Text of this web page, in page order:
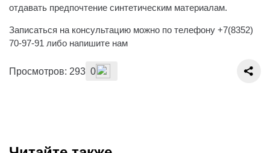
отдавать предпочтение синтетическим материалам.
Записаться на консультацию можно по телефону +7(8352)
70-97-91 либо напишите нам
Просмотров: 293 0